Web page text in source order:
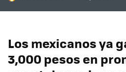
Los mexicanos ya
3,000 pesos en